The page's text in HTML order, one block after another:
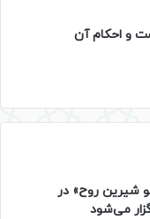
و احکام آن
شیرین روح» در
می‌شود